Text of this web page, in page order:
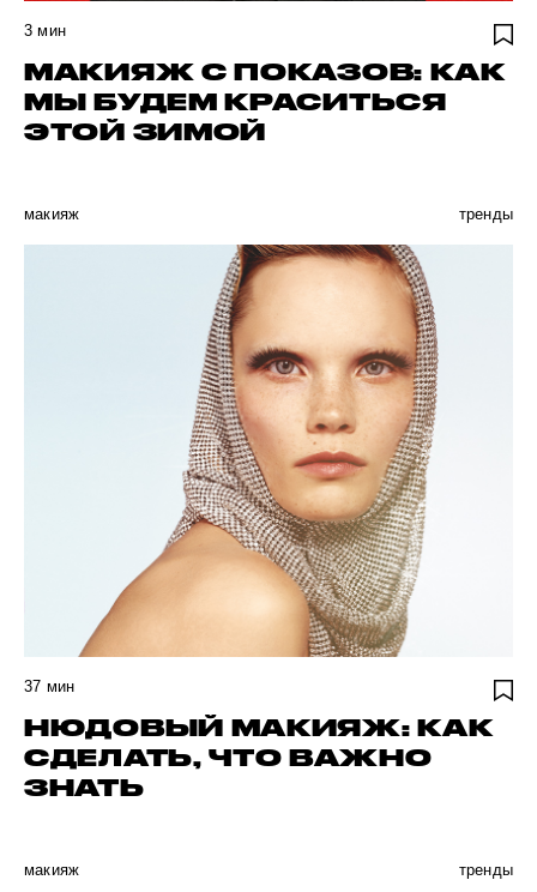
3 мин
МАКИЯЖ С ПОКАЗОВ: КАК
МЫ БУДЕМ КРАСИТЬСЯ
ЭТОЙ ЗИМОЙ
макияж тренды
37 мин
НЮДОВЫЙ МАКИЯЖ: КАК
СДЕЛАТЬ, ЧТО ВАЖНО
ЗНАТЬ
макияж тренды